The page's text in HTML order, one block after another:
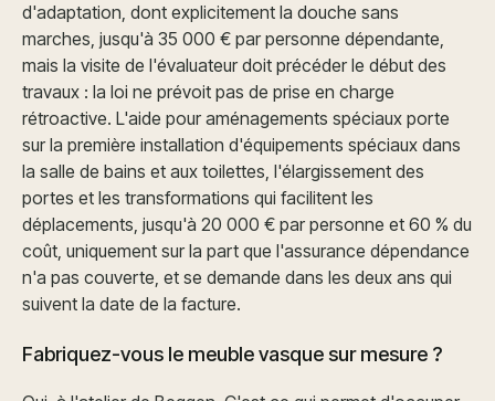
d'adaptation, dont explicitement la douche sans
marches, jusqu'à 35 000 € par personne dépendante,
mais la visite de l'évaluateur doit précéder le début des
travaux : la loi ne prévoit pas de prise en charge
rétroactive. L'aide pour aménagements spéciaux porte
sur la première installation d'équipements spéciaux dans
la salle de bains et aux toilettes, l'élargissement des
portes et les transformations qui facilitent les
déplacements, jusqu'à 20 000 € par personne et 60 % du
coût, uniquement sur la part que l'assurance dépendance
n'a pas couverte, et se demande dans les deux ans qui
suivent la date de la facture.
Fabriquez-vous le meuble vasque sur mesure ?